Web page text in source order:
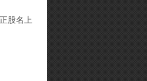
股名上